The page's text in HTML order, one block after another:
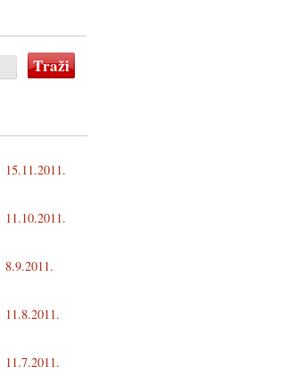
15.11.2011.
11.10.2011.
8.9.2011.
11.8.2011.
11.7.2011.